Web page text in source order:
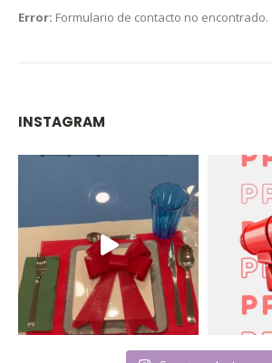
Error: Formulario de contacto no encontrado.
INSTAGRAM